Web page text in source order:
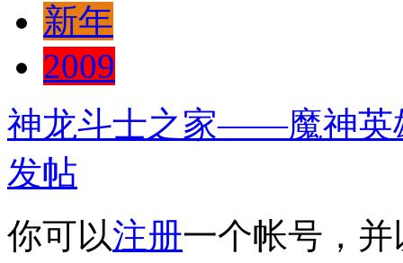
新年
2009
神龙斗士之家——魔神英
发帖
你可以注册一个帐号，并